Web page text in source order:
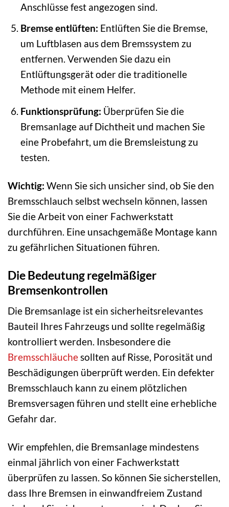
Anschlüsse fest angezogen sind.
Bremse entlüften: Entlüften Sie die Bremse,
um Luftblasen aus dem Bremssystem zu
entfernen. Verwenden Sie dazu ein
Entlüftungsgerät oder die traditionelle
Methode mit einem Helfer.
Funktionsprüfung: Überprüfen Sie die
Bremsanlage auf Dichtheit und machen Sie
eine Probefahrt, um die Bremsleistung zu
testen.
Wichtig: Wenn Sie sich unsicher sind, ob Sie den
Bremsschlauch selbst wechseln können, lassen
Sie die Arbeit von einer Fachwerkstatt
durchführen. Eine unsachgemäße Montage kann
zu gefährlichen Situationen führen.
Die Bedeutung regelmäßiger
Bremsenkontrollen
Die Bremsanlage ist ein sicherheitsrelevantes
Bauteil Ihres Fahrzeugs und sollte regelmäßig
kontrolliert werden. Insbesondere die
Bremsschläuchesollten auf Risse, Porosität und
Beschädigungen überprüft werden. Ein defekter
Bremsschlauch kann zu einem plötzlichen
Bremsversagen führen und stellt eine erhebliche
Gefahr dar.
Wir empfehlen, die Bremsanlage mindestens
einmal jährlich von einer Fachwerkstatt
überprüfen zu lassen. So können Sie sicherstellen,
dass Ihre Bremsen in einwandfreiem Zustand